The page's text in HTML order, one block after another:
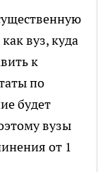
вуз, куда
к
по
будет
вузы
от 1